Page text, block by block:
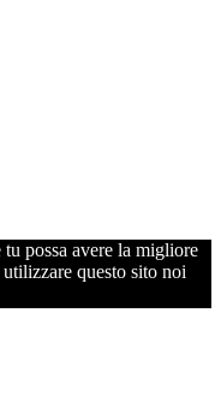
possa avere la migliore
questo sito noi